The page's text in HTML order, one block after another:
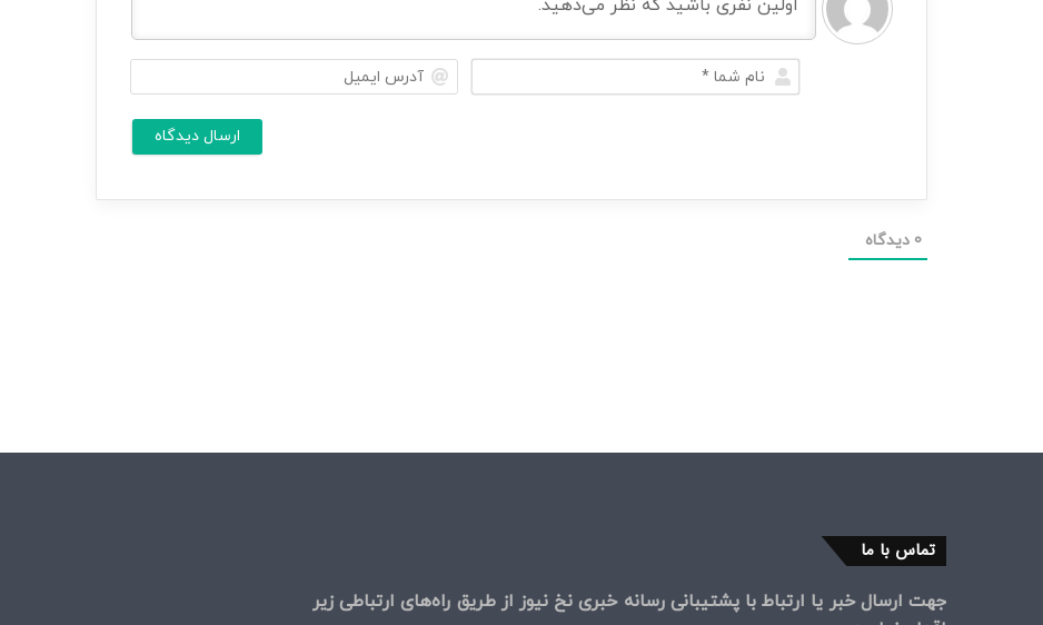
ا
0 دیدگاه
تماس با ما
جهت ارسال خبر یا ارتباط با پشتیبانی رسانه خبری نخ نیوز از طریق راه‌های ارتباطی زیر